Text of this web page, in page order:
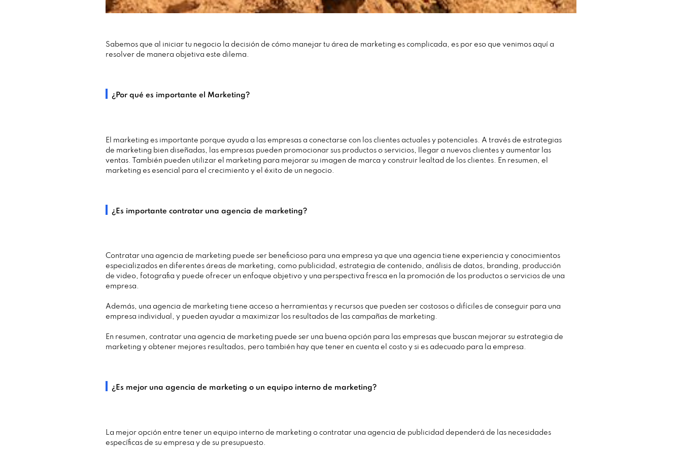
Sabemos que al iniciar tu negocio la decisión de cómo manejar tu área de marketing es complicada, es por eso que venimos aquí a
resolver de manera objetiva este dilema.
¿Por qué es importante el Marketing?
El marketing es importante porque ayuda a las empresas a conectarse con los clientes actuales y potenciales. A través de estrategias
de marketing bien diseñadas, las empresas pueden promocionar sus productos o servicios, llegar a nuevos clientes y aumentar las
ventas. También pueden utilizar el marketing para mejorar su imagen de marca y construir lealtad de los clientes. En resumen, el
marketing es esencial para el crecimiento y el éxito de un negocio.
¿Es importante contratar una agencia de marketing?
Contratar una agencia de marketing puede ser beneficioso para una empresa ya que una agencia tiene experiencia y conocimientos
especializados en diferentes áreas de marketing, como publicidad, estrategia de contenido, análisis de datos, branding, producción
de video, fotografia y puede ofrecer un enfoque objetivo y una perspectiva fresca en la promoción de los productos o servicios de una
empresa.
Además, una agencia de marketing tiene acceso a herramientas y recursos que pueden ser costosos o difíciles de conseguir para una
empresa individual, y pueden ayudar a maximizar los resultados de las campañas de marketing.
En resumen, contratar una agencia de marketing puede ser una buena opción para las empresas que buscan mejorar su estrategia de
marketing y obtener mejores resultados, pero también hay que tener en cuenta el costo y si es adecuado para la empresa.
¿Es mejor una agencia de marketing o un equipo interno de marketing?
La mejor opción entre tener un equipo interno de marketing o contratar una agencia de publicidad dependerá de las necesidades
específicas de su empresa y de su presupuesto.